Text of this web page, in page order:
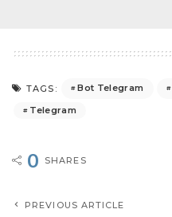
TAGS: Bot Telegram
Telegram
0 SHARES
PREVIOUS ARTICLE